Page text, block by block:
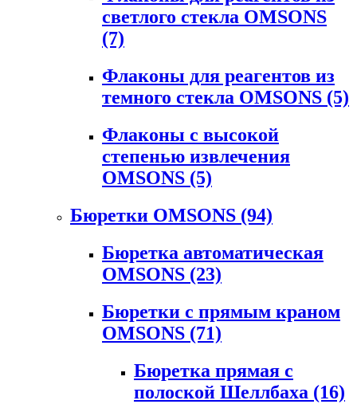
светлого стекла OMSONS
(7)
Флаконы для реагентов из
темного стекла OMSONS (5)
Флаконы с высокой
степенью извлечения
OMSONS (5)
Бюретки OMSONS (94)
Бюретка автоматическая
OMSONS (23)
Бюретки с прямым краном
OMSONS (71)
Бюретка прямая с
полоской Шеллбаха (16)